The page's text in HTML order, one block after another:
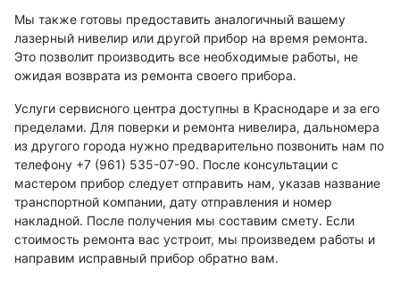
Мы также готовы предоставить аналогичный вашему
лазерный нивелир или другой прибор на время ремонта.
Это позволит производить все необходимые работы, не
ожидая возврата из ремонта своего прибора.
Услуги сервисного центра доступны в Краснодаре и за его
пределами. Для поверки и ремонта нивелира, дальномера
из другого города нужно предварительно позвонить нам по
телефону +7 (961) 535-07-90. После консультации с
мастером прибор следует отправить нам, указав название
транспортной компании, дату отправления и номер
накладной. После получения мы составим смету. Если
стоимость ремонта вас устроит, мы произведем работы и
направим исправный прибор обратно вам.
Рулетки
Измерительная рулетка
Измерительная рулетка С ПОВЕРКОЙ
Теодолиты
Аксессуары для теодолитов